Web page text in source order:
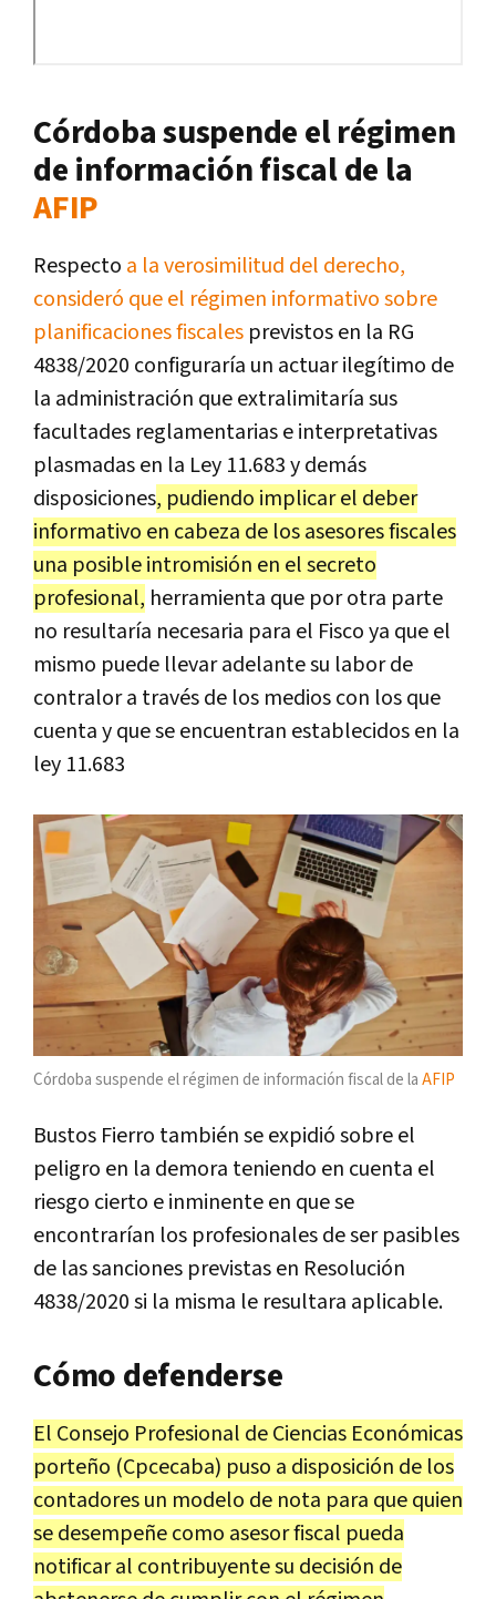
Córdoba suspende el régimen
de información fiscal de la
AFIP
Respecto a la verosimilitud del derecho,
consideró que el régimen informativo sobre
planificaciones fiscales previstos en la RG
4838/2020 configuraría un actuar ilegítimo de
la administración que extralimitaría sus
facultades reglamentarias e interpretativas
plasmadas en la Ley 11.683 y demás
disposiciones, pudiendo implicar el deber
informativo en cabeza de los asesores fiscales
una posible intromisión en el secreto
profesional, herramienta que por otra parte
no resultaría necesaria para el Fisco ya que el
mismo puede llevar adelante su labor de
contralor a través de los medios con los que
cuenta y que se encuentran establecidos en la
ley 11.683
Córdoba suspende el régimen de información fiscal de la AFIP
Bustos Fierro también se expidió sobre el
peligro en la demora teniendo en cuenta el
riesgo cierto e inminente en que se
encontrarían los profesionales de ser pasibles
de las sanciones previstas en Resolución
4838/2020 si la misma le resultara aplicable.
Cómo defenderse
El Consejo Profesional de Ciencias Económicas
porteño (Cpcecaba) puso a disposición de los
contadores un modelo de nota para que quien
se desempeñe como asesor fiscal pueda
notificar al contribuyente su decisión de